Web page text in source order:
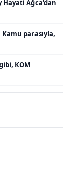
Hayati Ağca'dan
parasıyla,
KOM